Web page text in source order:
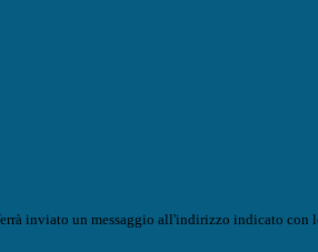
inviato un messaggio all'indirizzo indicato con